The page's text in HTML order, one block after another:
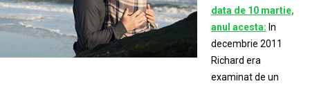
data de 10 martie,
anul acesta: In
decembrie 2011
Richard era
examinat de un